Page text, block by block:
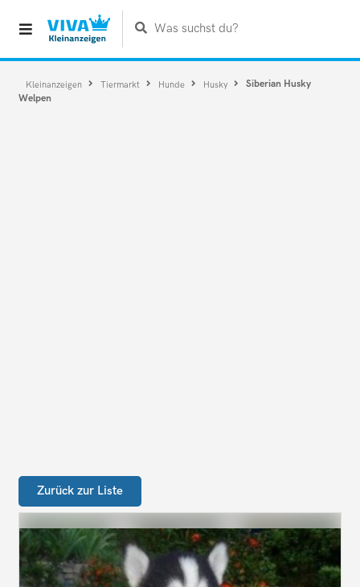
Was suchst du?
Kleinanzeigen Tiermarkt Hunde Husky
Siberian Husky
Welpen
Zurück zur Liste